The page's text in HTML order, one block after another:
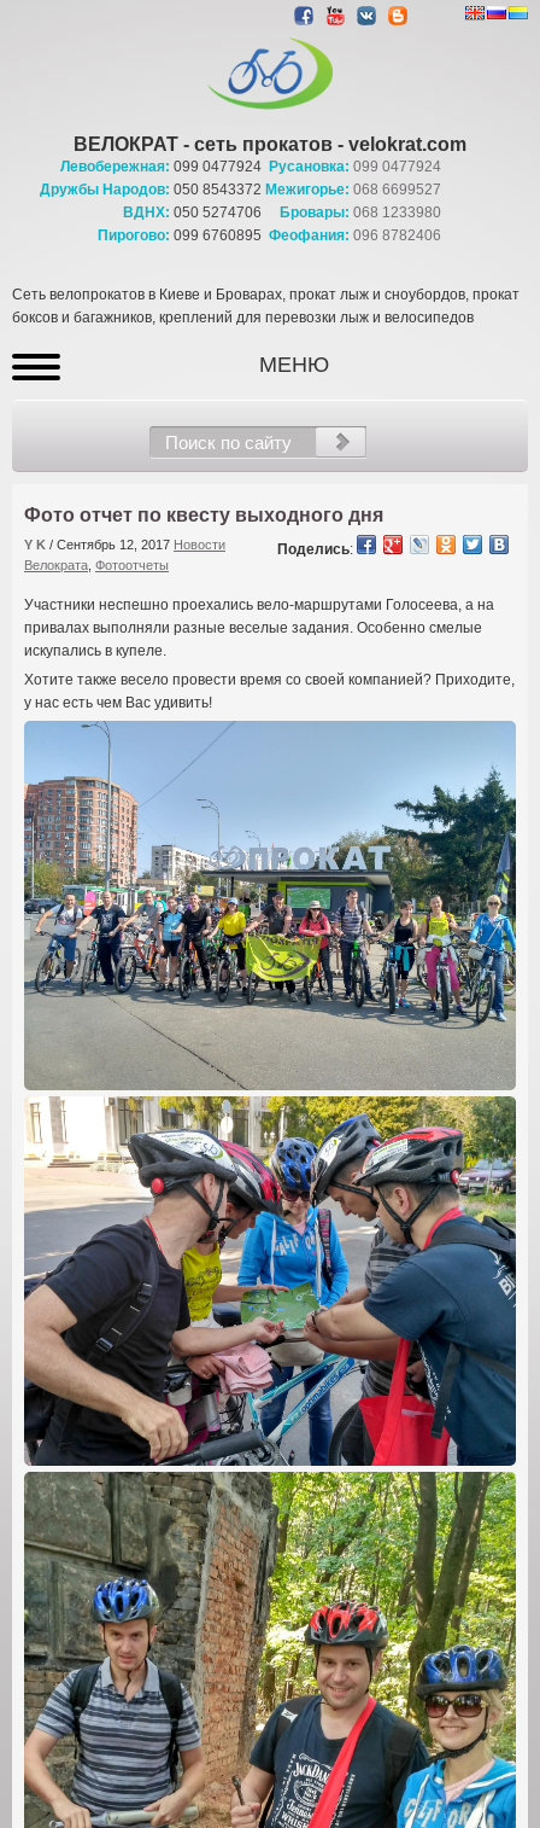
ВЕЛОКРАТ - сеть прокатов - velokrat.com
Левобережная: 099 0477924
Дружбы Народов: 050 8543372
ВДНХ: 050 5274706
Пирогово: 099 6760895
Русановка: 099 0477924
Межигорье: 068 6699527
Бровары: 068 1233980
Феофания: 096 8782406
Сеть велопрокатов в Киеве и Броварах, прокат лыж и сноубордов, прокат
боксов и багажников, креплений для перевозки лыж и велосипедов
МЕНЮ
Фото отчет по квесту выходного дня
Поделись:
Y K / Сентябрь 12, 2017 Новости
Велократа Фотоотчеты
Участники неспешно проехались вело-маршрутами Голосеева, а на
привалах выполняли разные веселые задания. Особенно смелые
искупались в купеле.
Хотите также весело провести время со своей компанией? Приходите,
у нас есть чем Вас удивить!